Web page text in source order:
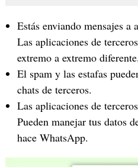
Estás enviando mensajes
Las aplicaciones de
extremo a extremo diferente.
El spam y las estafas
chats de terceros.
Las aplicaciones de
Pueden manejar tus datos
hace WhatsApp.